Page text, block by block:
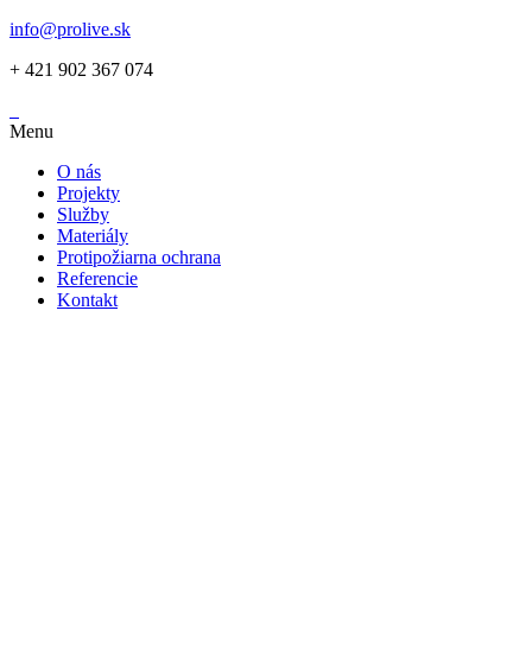
info@prolive.sk
+ 421 902 367 074
Menu
O nás
Projekty
Služby
Materiály
Protipožiarna ochrana
Referencie
Kontakt